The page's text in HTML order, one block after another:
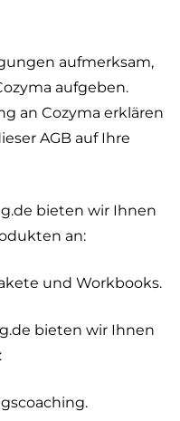
aufmerksam,
aufgeben.
an Cozyma erklären
AGB auf Ihre
bieten wir Ihnen
an:
und Workbooks.
bieten wir Ihnen